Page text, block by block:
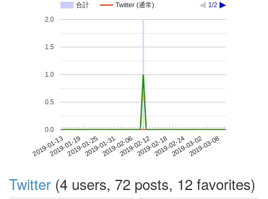
合計 Twitter (通常) 1/2
2019-01-132019-01-192019-01-252019-01-312019-02-062019-02-122019-02-182019-02-242019-03-022019-03-08
0.0
0.5
1.0
1.5
2.0
Twitter (4 users, 72 posts, 12 favorites)